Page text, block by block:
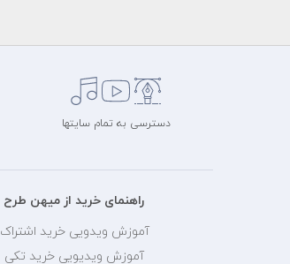
دسترسی به تمام سایتها
راهنمای خرید از میهن طرح
آموزش ویدویی خرید اشتراک
آموزش ویدیویی خرید تکی